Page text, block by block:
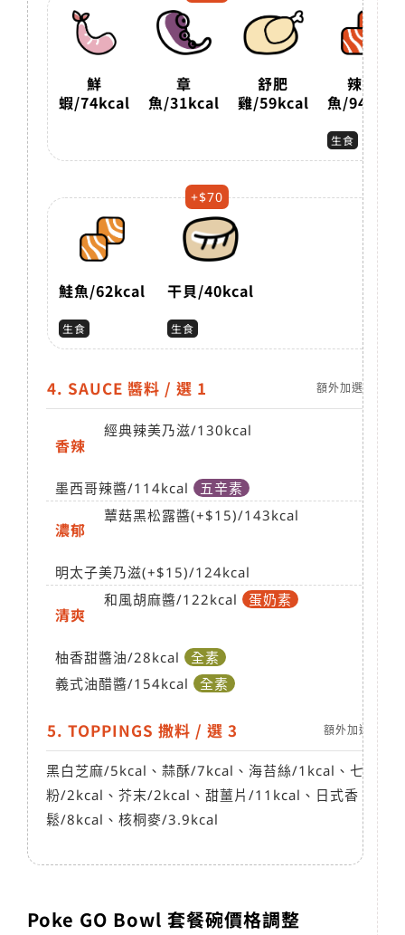
鮮
蝦/74kcal
章
魚/31kcal
舒肥
雞/59kcal
辣鮪
魚/94kcal
生食
+$70
鮭魚/62kcal
生食
干貝/40kcal
生食
4. SAUCE 醬料 / 選 1 額外加選NT20/
香辣
經典辣美乃滋/130kcal
墨西哥辣醬/114kcal 五辛素
濃郁
蕈菇黑松露醬(+$15)/143kcal
明太子美乃滋(+$15)/124kcal
清爽
和風胡麻醬/122kcal 蛋奶素
柚香甜醬油/28kcal
全素
義式油醋醬/154kcal 全素
5. TOPPINGS 撒料 / 選 3 額外加選NT5/
黑白芝麻/5kcal 、蒜酥/7kcal 、海苔絲/1kcal 、七味
粉/2kcal 、芥末/2kcal 、甜薑片 /11kcal 、日式香
鬆/8kcal 、核桐麥/3.9kcal
Poke GO Bowl 套餐碗價格調整